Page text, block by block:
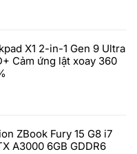
X1 2-in-1 Gen 9 Ultra
Cảm ứng lật xoay 360
ZBook Fury 15 G8 i7
A3000 6GB GDDR6